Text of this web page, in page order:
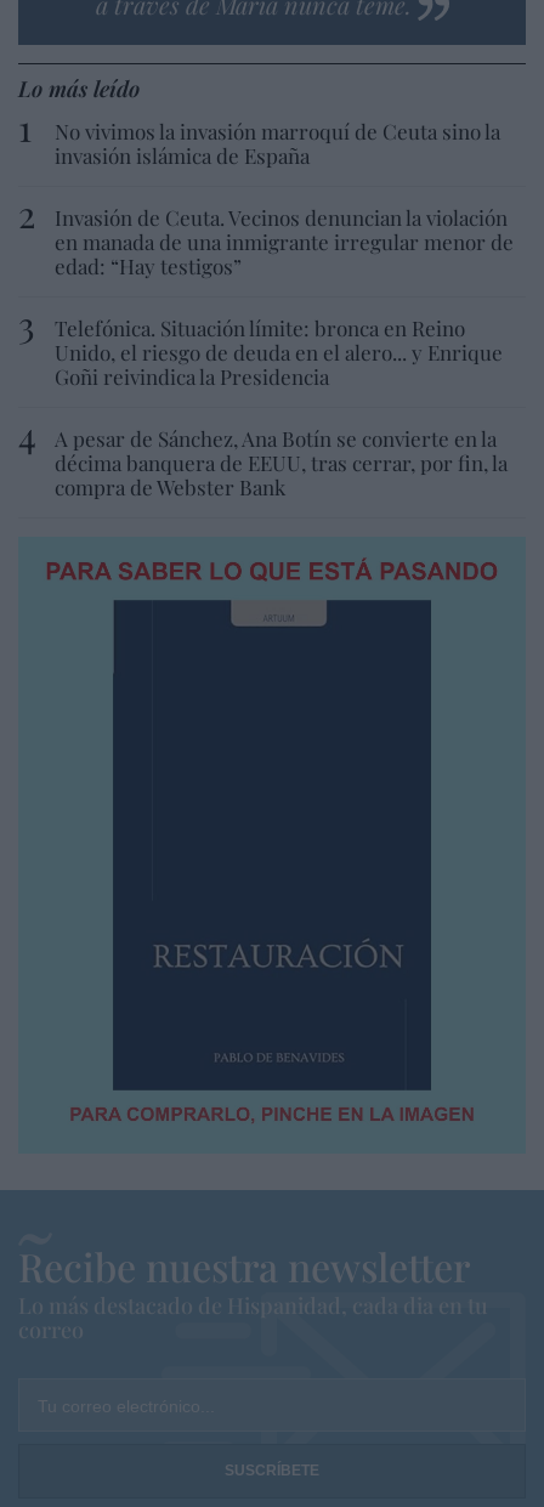
Lo más leído
No vivimos la invasión marroquí de Ceuta sino la
invasión islámica de España
Invasión de Ceuta. Vecinos denuncian la violación
en manada de una inmigrante irregular menor de
edad: “Hay testigos”
Telefónica. Situación límite: bronca en Reino
Unido, el riesgo de deuda en el alero... y Enrique
Goñi reivindica la Presidencia
A pesar de Sánchez, Ana Botín se convierte en la
décima banquera de EEUU, tras cerrar, por fin, la
compra de Webster Bank
Recibe nuestra newsletter
Lo más destacado de Hispanidad, cada dia en tu
correo
Tu correo electrónico...